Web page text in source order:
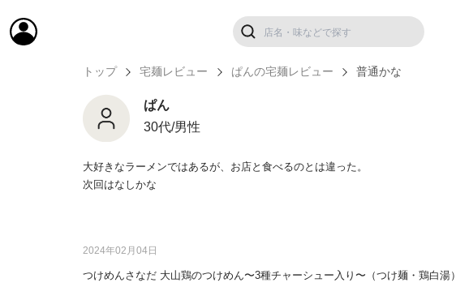
トップ 宅麺レビュー ぱんの宅麺レビュー 普通かな
ぱん
30代/男性
大好きなラーメンではあるが、お店と食べるのとは違った。
次回はなしかな
2024年02月04日
つけめんさなだ 大山鶏のつけめん〜3種チャーシュー入り〜（つけ麺・鶏白湯）